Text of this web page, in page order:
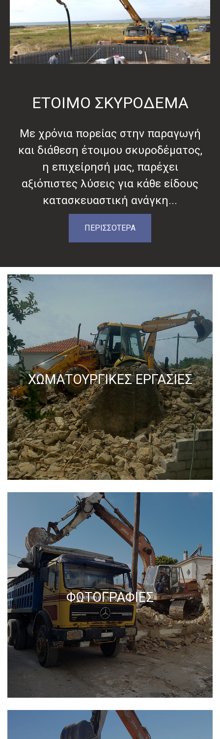
ΕΤΟΙΜΟ ΣΚΥΡΟΔΕΜΑ
Με χρόνια πορείας στην παραγωγή
και διάθεση έτοιμου σκυροδέματος,
η επιχείρησή μας, παρέχει
αξιόπιστες λύσεις για κάθε είδους
κατασκευαστική ανάγκη...
ΠΕΡΙΣΣΟΤΕΡΑ
ΧΩΜΑΤΟΥΡΓΙΚΕΣ ΕΡΓΑΣΙΕΣ
ΦΩΤΟΓΡΑΦΙΕΣ